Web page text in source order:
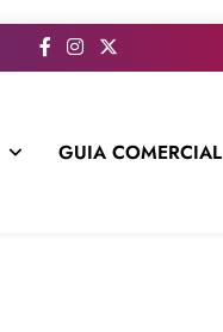
GUIA COMERCIAL